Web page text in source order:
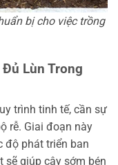
bị cho việc trồng
Lùn Trong
trình tinh tế, cần sự
rễ. Giai đoạn này
độ phát triển ban
sẽ giúp cây sớm bén